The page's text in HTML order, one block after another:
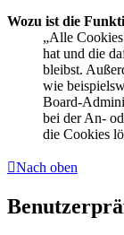
Wozu ist die
„Alle
hat und die
bleibst.
wie
Board-
bei der An-
die Cookies
Nach oben